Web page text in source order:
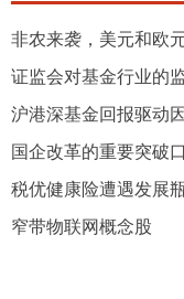
非农来袭，美元和欧
证监会对基金行业的
沪港深基金回报驱动
国企改革的重要突破
税优健康险遭遇发展
窄带物联网概念股